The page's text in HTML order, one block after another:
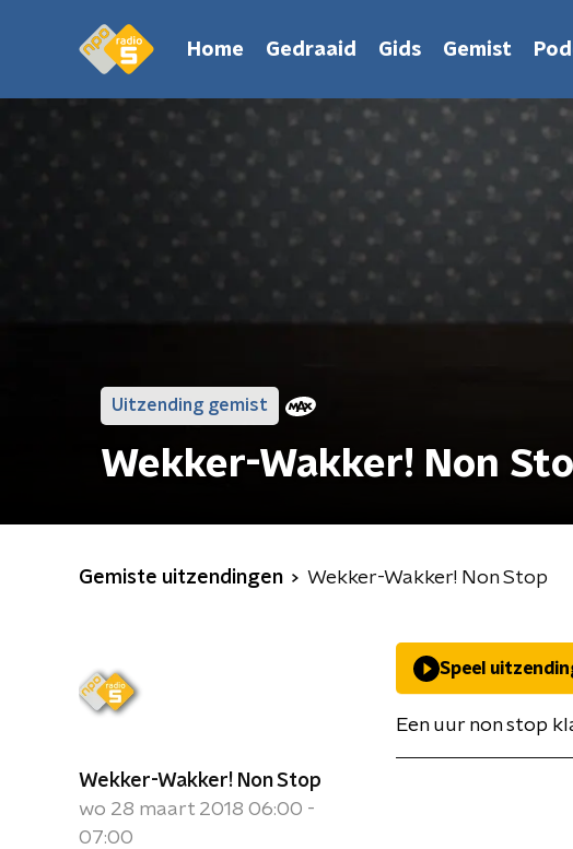
Home Gedraaid Gids Gemist
Uitzending gemist
Wekker-Wakker! Non
Gemiste uitzendingen Wekker-Wakker! Non Stop
Wekker-Wakker! Non Stop
wo 28 maart 2018 06:00 -
07:00
Speel
Een uur non stop